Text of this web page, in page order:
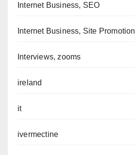
Internet Business, SEO
Internet Business, Site Promotion
Interviews, zooms
ireland
it
ivermectine